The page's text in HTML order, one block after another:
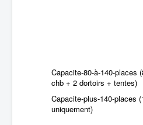
Capacite-80-à-140-places
chb + 2 dortoirs + tentes)
Capacite-plus-140-places
uniquement)